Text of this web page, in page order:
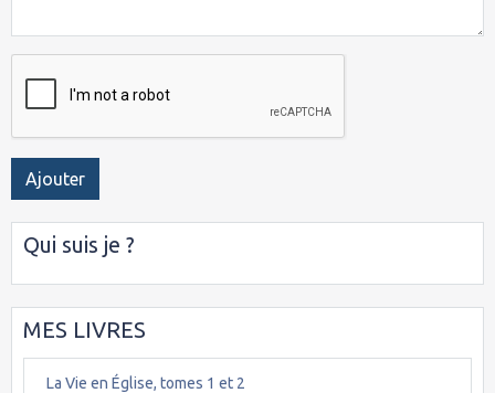
Ajouter
Qui suis je ?
MES LIVRES
La Vie en Église, tomes 1 et 2